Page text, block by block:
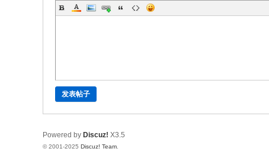
发表帖子
Powered by Discuz! X3.5
© 2001-2025 Discuz! Team